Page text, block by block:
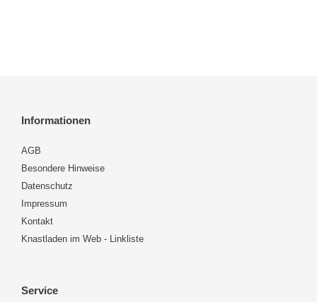
Informationen
AGB
Besondere Hinweise
Datenschutz
Impressum
Kontakt
Knastladen im Web - Linkliste
Service